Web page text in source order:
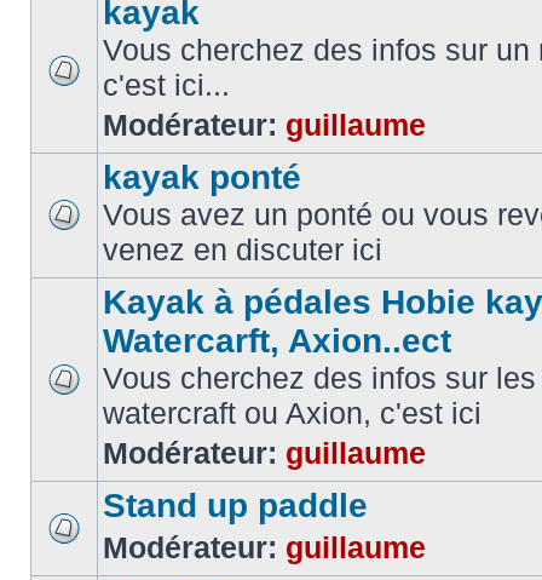
kayak
Vous cherchez des infos sur
c'est ici...
Modérateur: guillaume
kayak ponté
Vous avez un ponté ou vous
venez en discuter ici
Kayak à pédales Hobie
Watercarft, Axion..ect
Vous cherchez des infos sur
watercraft ou Axion, c'est ici
Modérateur: guillaume
Stand up paddle
Modérateur: guillaume